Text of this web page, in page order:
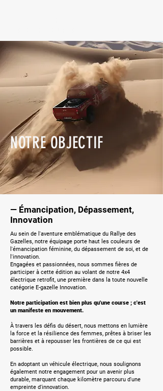
NOTRE OBJECTIF
— Émancipation, Dépassement,
Innovation
Au sein de l'aventure emblématique du Rallye des
Gazelles, notre équipage porte haut les couleurs de
l'émancipation féminine, du dépassement de soi, et de
l'innovation.
Engagées et passionnées, nous sommes fières de
participer à cette édition au volant de notre 4x4
électrique retrofit, une première dans la toute nouvelle
catégorie E-gazelle Innovation.
Notre participation est bien plus qu'une course ; c'est
un manifeste en mouvement.
À travers les défis du désert, nous mettons en lumière
la force et la résilience des femmes, prêtes à briser les
barrières et à repousser les frontières de ce qui est
possible.
En adoptant un véhicule électrique, nous soulignons
également notre engagement pour un avenir plus
durable, marquant chaque kilomètre parcouru d'une
empreinte d'innovation.